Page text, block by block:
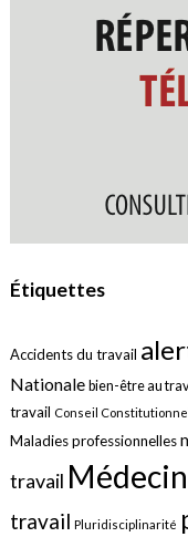
Étiquettes
Accidents du travail
Nationale bien-être au
travail Conseil Constitutionnel
Maladies professionnelles
travail
travail Pluridisciplinarité